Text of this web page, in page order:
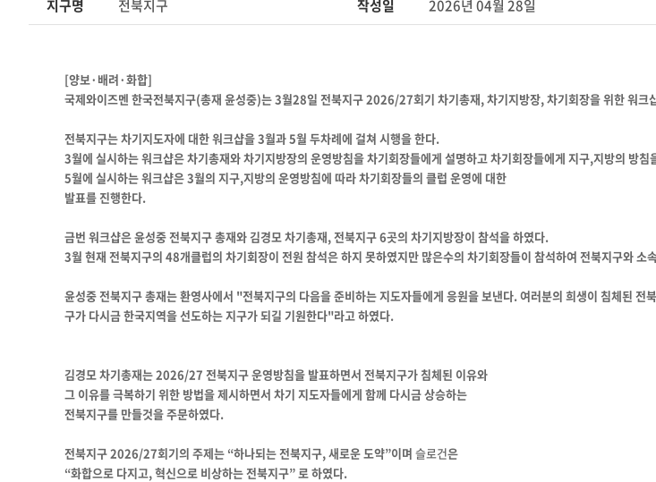
지구명 전북지구 작성일 2026년 04월 28일
[양보·배려·화합]
국제와이즈멘 한국전북지구(총재 윤성중)는 3월28일 전북지구 2026/27회기 차기총재, 차기지방장, 차기회장을 위한 워크
전북지구는 차기지도자에 대한 워크샵을 3월과 5월 두차례에 걸쳐 시행을 한다.
3월에 실시하는 워크샵은 차기총재와 차기지방장의 운영방침을 차기회장들에게 설명하고 차기회장들에게 지구,지방의 방
5월에 실시하는 워크샵은 3월의 지구,지방의 운영방침에 따라 차기회장들의 클럽 운영에 대한
발표를 진행한다.
금번 워크샵은 윤성중 전북지구 총재와 김경모 차기총재, 전북지구 6곳의 차기지방장이 참석을 하였다.
3월 현재 전북지구의 48개클럽의 차기회장이 전원 참석은 하지 못하였지만 많은수의 차기회장들이 참석하여 전북지구와 소
윤성중 전북지구 총재는 환영사에서 "전북지구의 다음을 준비하는 지도자들에게 응원을 보낸다. 여러분의 희생이 침체된
구가 다시금 한국지역을 선도하는 지구가 되길 기원한다"라고 하였다.
김경모 차기총재는 2026/27 전북지구 운영방침을 발표하면서 전북지구가 침체된 이유와
그 이유를 극복하기 위한 방법을 제시하면서 차기 지도자들에게 함께 다시금 상승하는
전북지구를 만들것을 주문하였다.
전북지구 2026/27회기의 주제는 “하나되는 전북지구, 새로운 도약”이며 슬로건은
“화합으로 다지고, 혁신으로 비상하는 전북지구”로 하였다.